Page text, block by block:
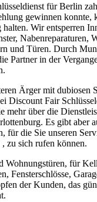
für Berlin
gewinnen konnte,
halten. Wir entsperren
Nabenreparaturen,
und Türen. Durch
Partner in der
Ärger mit dubiosen
Discount Fair
mehr über die
Es gibt aber
für die Sie unseren
zu sich rufen können.
Wohnungstüren, für
Fensterschlösse,
der Kunden, das